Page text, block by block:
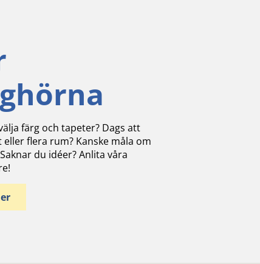
färg och tapeter? Dags att
flera rum? Kanske måla om
du idéer? Anlita våra